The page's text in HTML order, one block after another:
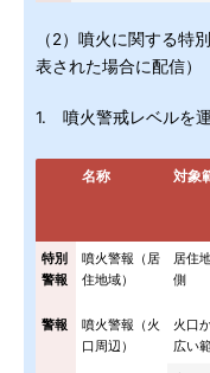
（2）噴火に関する特
表された場合に配信）
1. 噴火警戒レベルを
名称 対象
特別
警報
噴火警報（居
住地域）
居住
側
警報
噴火警報（火
口周辺）
火口
広い